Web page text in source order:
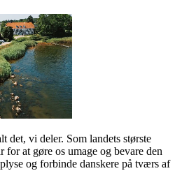
det, vi deler. Som landets største
for at gøre os umage og bevare den
og forbinde danskere på tværs af